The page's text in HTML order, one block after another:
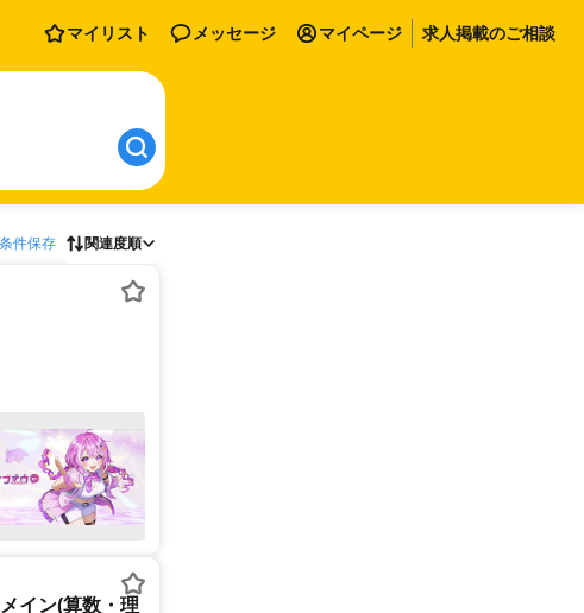
マイリスト メッセージ マイページ 求人掲載のご相談
条件保存 関連度順
イン(算数・理